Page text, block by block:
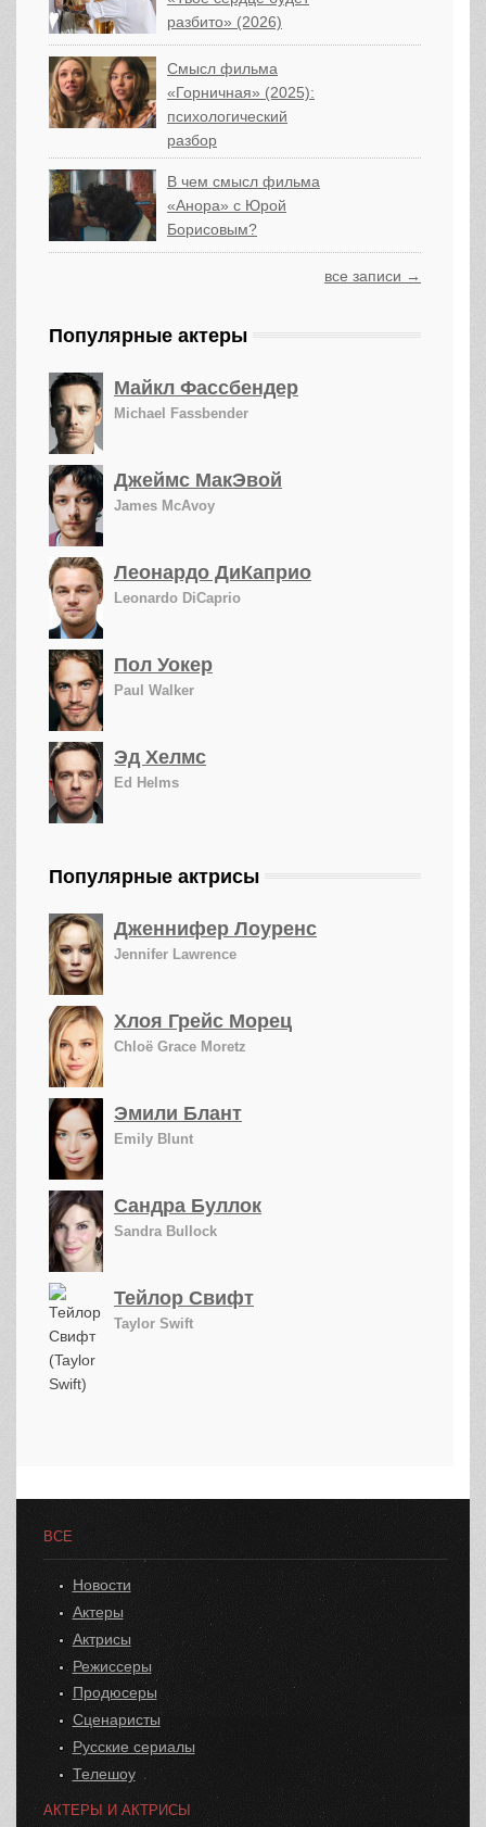
разбито» (2026)
Смысл фильма
«Горничная» (2025):
психологический
разбор
В чем смысл фильма
«Анора» с Юрой
Борисовым?
все записи →
Популярные актеры
Майкл Фассбендер
Michael Fassbender
Джеймс МакЭвой
James McAvoy
Леонардо ДиКаприо
Leonardo DiCaprio
Пол Уокер
Paul Walker
Эд Хелмс
Ed Helms
Популярные актрисы
Дженнифер Лоуренс
Jennifer Lawrence
Хлоя Грейс Морец
Chloë Grace Moretz
Эмили Блант
Emily Blunt
Сандра Буллок
Sandra Bullock
Тейлор Свифт
Taylor Swift
ВСЕ
Новости
Актеры
Актрисы
Режиссеры
Продюсеры
Сценаристы
Русские сериалы
Телешоу
АКТЕРЫ И АКТРИСЫ